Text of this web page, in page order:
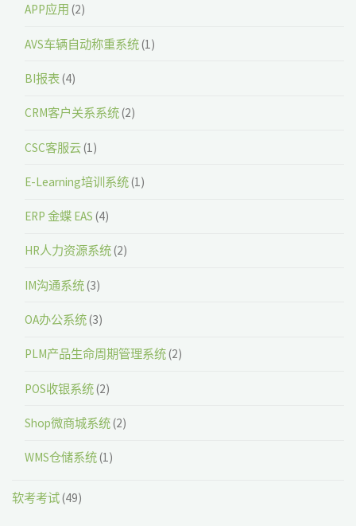
APP应用 (2)
AVS车辆自动称重系统(1)
BI报表(4)
CRM客户关系系统(2)
CSC客服云(1)
E-Learning培训系统(1)
ERP 金蝶 EAS (4)
HR人力资源系统(2)
IM沟通系统(3)
OA办公系统(3)
PLM产品生命周期管理系统(2)
POS收银系统(2)
Shop微商城系统(2)
WMS仓储系统(1)
软考考试(49)